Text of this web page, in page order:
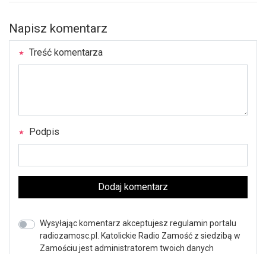
Napisz komentarz
Treść komentarza
Podpis
Dodaj komentarz
Wysyłając komentarz akceptujesz regulamin portalu
radiozamosc.pl. Katolickie Radio Zamość z siedzibą w
Zamościu jest administratorem twoich danych